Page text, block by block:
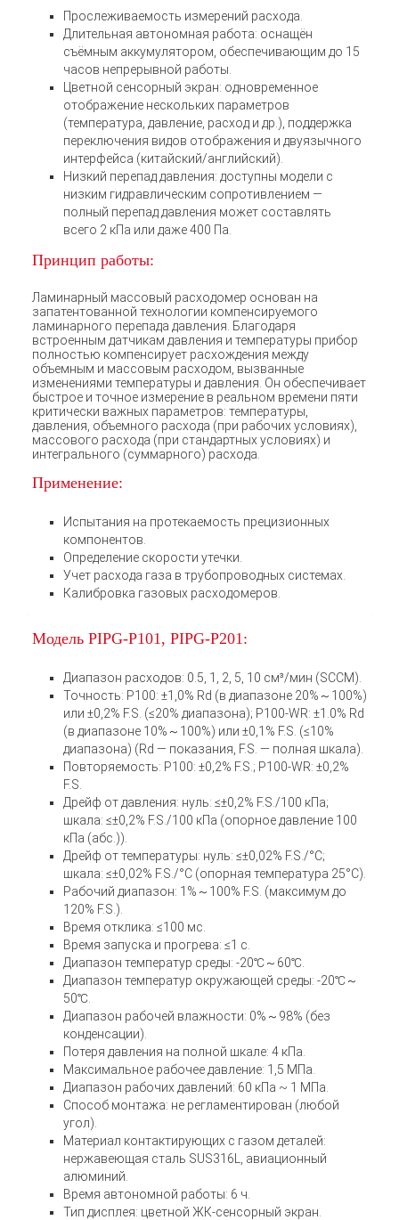
Прослеживаемость измерений расхода.
Длительная автономная работа: оснащён
съёмным аккумулятором, обеспечивающим до 15
часов непрерывной работы.
Цветной сенсорный экран: одновременное
отображение нескольких параметров
(температура, давление, расход и др.), поддержка
переключения видов отображения и двуязычного
интерфейса (китайский/английский).
Низкий перепад давления: доступны модели с
низким гидравлическим сопротивлением —
полный перепад давления может составлять
всего 2 кПа или даже 400 Па.
Принцип работы:
Ламинарный массовый расходомер основан на
запатентованной технологии компенсируемого
ламинарного перепада давления. Благодаря
встроенным датчикам давления и температуры прибор
полностью компенсирует расхождения между
объемным и массовым расходом, вызванные
изменениями температуры и давления. Он обеспечивает
быстрое и точное измерение в реальном времени пяти
критически важных параметров: температуры,
давления, объемного расхода (при рабочих условиях),
массового расхода (при стандартных условиях) и
интегрального (суммарного) расхода.
Применение:
Испытания на протекаемость прецизионных
компонентов.
Определение скорости утечки.
Учет расхода газа в трубопроводных системах.
Калибровка газовых расходомеров.
Модель PIPG-P101, PIPG-P201:
Диапазон расходов: 0.5, 1, 2, 5, 10 см³/мин (SCCM).
Точность: P100: ±1,0% Rd (в диапазоне 20%～100%)
или ±0,2% F.S. (≤20% диапазона); P100-WR: ±1.0% Rd
(в диапазоне 10%～100%) или ±0,1% F.S. (≤10%
диапазона) (Rd — показания, F.S. — полная шкала).
Повторяемость: P100: ±0,2% F.S.; P100-WR: ±0,2%
F.S.
Дрейф от давления: нуль: ≤±0,2% F.S./100 кПа;
шкала: ≤±0,2% F.S./100 кПа (опорное давление 100
кПа (абс.)).
Дрейф от температуры: нуль: ≤±0,02% F.S./°C;
шкала: ≤±0,02% F.S./°C (опорная температура 25°C).
Рабочий диапазон: 1%～100% F.S. (максимум до
120% F.S.).
Время отклика: ≤100 мс.
Время запуска и прогрева: ≤1 с.
Диапазон температур среды: -20℃～60℃.
Диапазон температур окружающей среды: -20℃～
50℃.
Диапазон рабочей влажности: 0%～98% (без
конденсации).
Потеря давления на полной шкале: 4 кПа.
Максимальное рабочее давление: 1,5 МПа.
Диапазон рабочих давлений: 60 кПа ~ 1 МПа.
Способ монтажа: не регламентирован (любой
угол).
Материал контактирующих с газом деталей:
нержавеющая сталь SUS316L, авиационный
алюминий.
Время автономной работы: 6 ч.
Тип дисплея: цветной ЖК-сенсорный экран.